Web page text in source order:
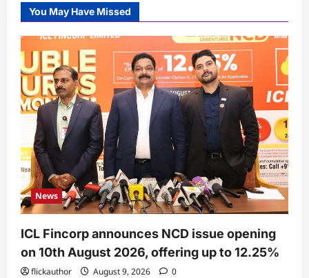
You May Have Missed
News
ICL Fincorp announces NCD issue opening
on 10th August 2026, offering up to 12.25%
flickauthor August 9, 2026 0